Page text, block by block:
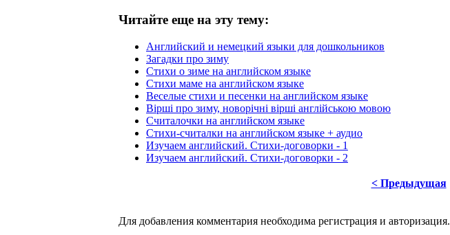
Читайте еще на эту тему:
Английский и немецкий языки для дошкольников
Загадки про зиму
Cтихи о зиме на английском языке
Стихи маме на английском языке
Веселые стихи и песенки на английском языке
Вірші про зиму, новорічні вірші англійською мовою
Считалочки на английском языке
Стихи-считалки на английском языке + аудио
Изучаем английский. Стихи-договорки - 1
Изучаем английский. Стихи-договорки - 2
< Предыдущая
Для добавления комментария необходима регистрация и авторизация.